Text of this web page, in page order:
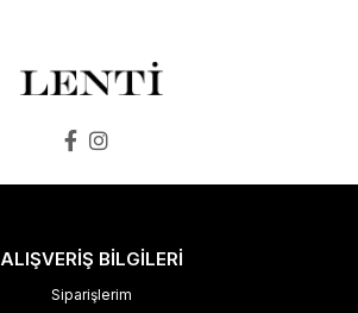
ALIŞVERİŞ BİLGİLERİ
Siparişlerim